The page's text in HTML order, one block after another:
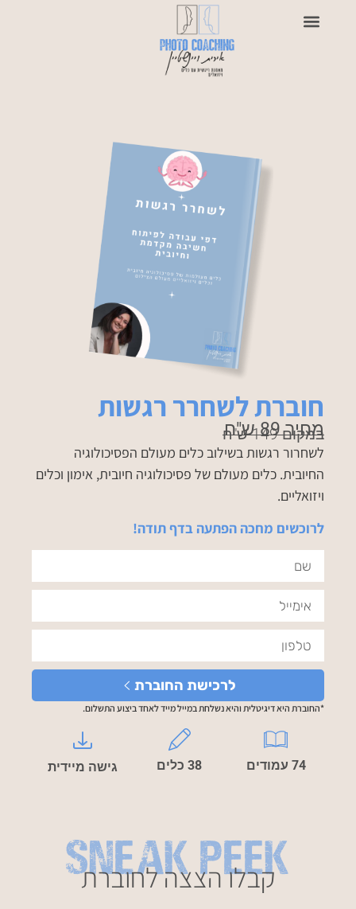
חוברת לשחרר רגשות
מחיר 89 ש"ח
במקום 149 ש"ח
לשחרור רגשות בשילוב כלים מעולם הפסיכולוגיה
החיובית. כלים מעולם של פסיכולוגיה חיובית, אימון וכלים
ויזואליים.
לרוכשים מחכה הפתעה בדף תודה!
לרכישת החוברת
*החוברת היא דיגיטלית והיא נשלחת במייל מייד לאחד ביצוע התשלום.
74 עמודים 38 כלים גישה מיידית
Sneak Peek
קבלו הצצה לחוברת